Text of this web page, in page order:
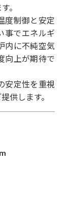
。
度制御と安定
事でエネルギ
内に不純空気
向上が期待で
安定性を重視
供します。